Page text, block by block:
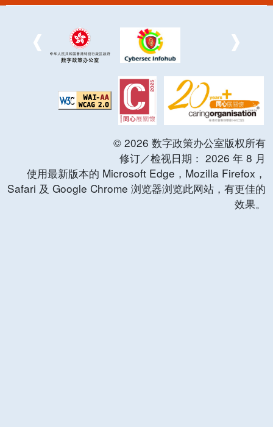
© 2026 数字政策办公室版权所有
修订／检视日期： 2026 年 8 月
使用最新版本的 Microsoft Edge，Mozilla Firefox，
Safari 及 Google Chrome 浏览器浏览此网站，有更佳的
效果。